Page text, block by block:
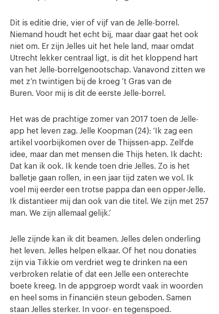
Dit is editie drie, vier of vijf van de Jelle-borrel.
Niemand houdt het echt bij, maar daar gaat het ook
niet om. Er zijn Jelles uit het hele land, maar omdat
Utrecht lekker centraal ligt, is dit het kloppend hart
van het Jelle-borrelgenootschap. Vanavond zitten we
met z’n twintigen bij de kroeg ’t Gras van de
Buren. Voor mij is dit de eerste Jelle-borrel.
Het was de prachtige zomer van 2017 toen de Jelle-
app het leven zag. Jelle Koopman (24): ‘Ik zag een
artikel voorbijkomen over de Thijssen-app. Zelfde
idee, maar dan met mensen die Thijs heten. Ik dacht:
Dat kan ik ook. Ik kende toen drie Jelles. Zo is het
balletje gaan rollen, in een jaar tijd zaten we vol. Ik
voel mij eerder een trotse pappa dan een opper-Jelle.
Ik distantieer mij dan ook van die titel. We zijn met 257
man. We zijn allemaal gelijk.’
Jelle zijnde kan ik dit beamen. Jelles delen onderling
het leven. Jelles helpen elkaar. Of het nou donaties
zijn via Tikkie om verdriet weg te drinken na een
verbroken relatie of dat een Jelle een onterechte
boete kreeg. In de appgroep wordt vaak in woorden
en heel soms in financiën steun geboden. Samen
staan Jelles sterker. In voor- en tegenspoed.